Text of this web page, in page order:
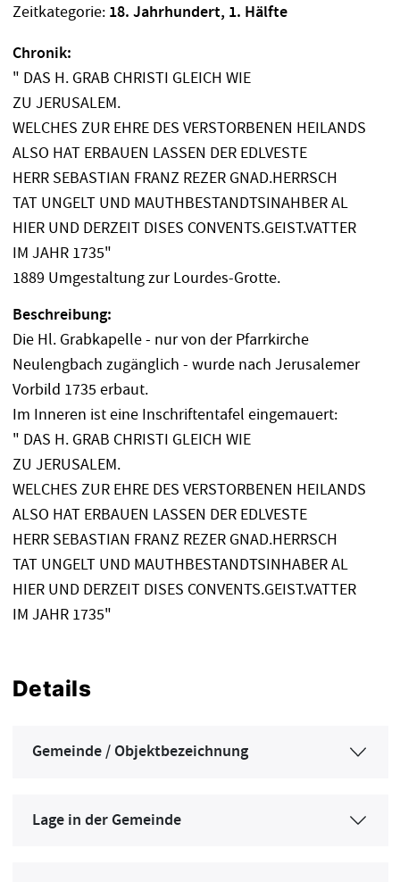
Zeitkategorie: 18. Jahrhundert, 1. Hälfte
Chronik:
" DAS H. GRAB CHRISTI GLEICH WIE
ZU JERUSALEM.
WELCHES ZUR EHRE DES VERSTORBENEN HEILANDS
ALSO HAT ERBAUEN LASSEN DER EDLVESTE
HERR SEBASTIAN FRANZ REZER GNAD.HERRSCH
TAT UNGELT UND MAUTHBESTANDTSINAHBER AL
HIER UND DERZEIT DISES CONVENTS.GEIST.VATTER
IM JAHR 1735"
1889 Umgestaltung zur Lourdes-Grotte.
Beschreibung:
Die Hl. Grabkapelle - nur von der Pfarrkirche
Neulengbach zugänglich - wurde nach Jerusalemer
Vorbild 1735 erbaut.
Im Inneren ist eine Inschriftentafel eingemauert:
" DAS H. GRAB CHRISTI GLEICH WIE
ZU JERUSALEM.
WELCHES ZUR EHRE DES VERSTORBENEN HEILANDS
ALSO HAT ERBAUEN LASSEN DER EDLVESTE
HERR SEBASTIAN FRANZ REZER GNAD.HERRSCH
TAT UNGELT UND MAUTHBESTANDTSINHABER AL
HIER UND DERZEIT DISES CONVENTS.GEIST.VATTER
IM JAHR 1735"
Details
Gemeinde / Objektbezeichnung
Lage in der Gemeinde